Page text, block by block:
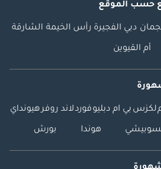
حسب الموقع
دبي الفجيرة رأس الخيمة الشارقة
أم القيوين
لكزس بي ام دبليوفوردلاند روفرهيونداي
هوندا بورش